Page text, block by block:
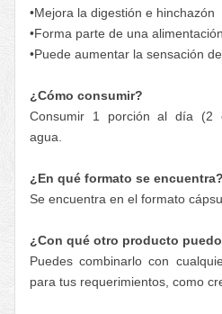
•Mejora la digestión e hinchazón
•Forma parte de una
•Puede aumentar la sensación
¿Cómo consumir?
Consumir 1 porción al día (2
agua.
¿En qué formato se encuentra?
Se encuentra en el formato
¿Con qué otro producto
Puedes combinarlo con
para tus requerimientos, como